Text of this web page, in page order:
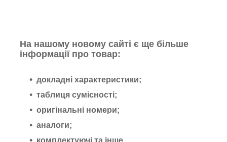
На нашому новому сайті є ще більше
інформації про товар:
докладні характеристики;
таблиця сумісності;
оригінальні номери;
аналоги;
комплектуючі та інше